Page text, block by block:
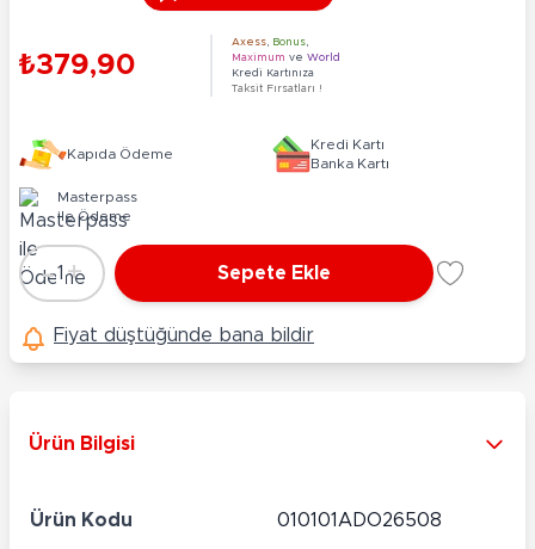
₺379,90
Axess Bonus
Maximum ve World
Kredi Kartınıza
Taksit Fırsatları !
Kapıda Ödeme
Kredi Kartı
Banka Kartı
Masterpass
ile Ödeme
Adet
-1 + Sepete Ekle
Fiyat düştüğünde bana bildir
Ürün Bilgisi
Ürün Kodu 010101ADO26508